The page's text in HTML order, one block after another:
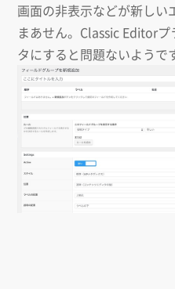
画面の非表示などが新し
まあせん。Classic Editor
タにすると問題ないようで